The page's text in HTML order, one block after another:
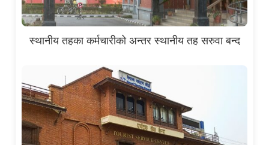
स्थानीय तहका कर्मचारीको अन्तर स्थानीय तह सरुवा बन्द